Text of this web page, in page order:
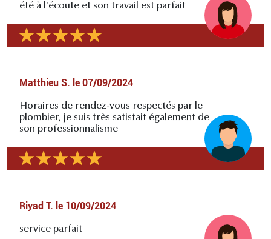
été à l'écoute et son travail est parfait
Matthieu S. le 07/09/2024
Horaires de rendez-vous respectés par le
plombier, je suis très satisfait également de
son professionnalisme
Riyad T. le 10/09/2024
service parfait